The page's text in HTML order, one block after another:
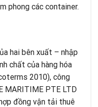
phong các container.
hai bên xuất – nhập
chất của hàng hóa
2010), công
MARITIME PTE LTD
đồng vận tải thuê